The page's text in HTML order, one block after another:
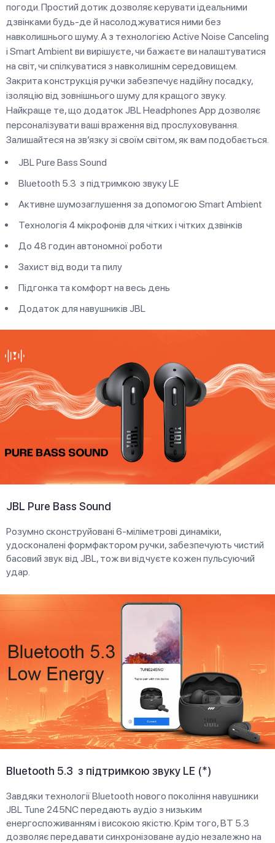
погоди. Простий дотик дозволяє керувати ідеальними
дзвінками будь-де й насолоджуватися ними без
навколишнього шуму. А з технологією Active Noise Canceling
і Smart Ambient ви вирішуєте, чи бажаєте ви налаштуватися
на світ, чи спілкуватися з навколишнім середовищем.
Закрита конструкція ручки забезпечує надійну посадку,
ізоляцію від зовнішнього шуму для кращого звуку.
Найкраще те, що додаток JBL Headphones App дозволяє
персоналізувати ваші враження від прослуховування.
Залишайтеся на зв’язку зі своїм світом, як вам подобається.
JBL Pure Bass Sound
Bluetooth 5.3 з підтримкою звуку LE
Активне шумозаглушення за допомогою Smart Ambient
Технологія 4 мікрофонів для чітких і чітких дзвінків
До 48 годин автономної роботи
Захист від води та пилу
Підгонка та комфорт на весь день
Додаток для навушників JBL
JBL Pure Bass Sound
Розумно сконструйовані 6-міліметрові динаміки,
удосконалені формфактором ручки, забезпечують чистий
басовий звук від JBL, тож ви відчуєте кожен пульсуючий
удар.
Bluetooth 5.3 з підтримкою звуку LE (*)
Завдяки технології Bluetooth нового покоління навушники
JBL Tune 245NC передають аудіо з низьким
енергоспоживанням і високою якістю. Крім того, BT 5.3
дозволяє передавати синхронізоване аудіо незалежно на